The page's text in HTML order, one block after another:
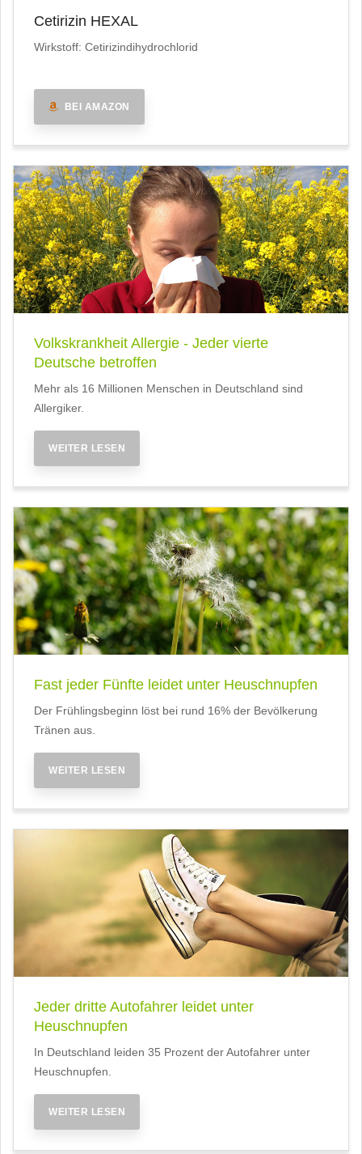
Cetirizin HEXAL
Wirkstoff: Cetirizindihydrochlorid
BEI AMAZON
Volkskrankheit Allergie - Jeder vierte
Deutsche betroffen
Mehr als 16 Millionen Menschen in Deutschland sind
Allergiker.
WEITER LESEN
Fast jeder Fünfte leidet unter Heuschnupfen
Der Frühlingsbeginn löst bei rund 16% der Bevölkerung
Tränen aus.
WEITER LESEN
Jeder dritte Autofahrer leidet unter
Heuschnupfen
In Deutschland leiden 35 Prozent der Autofahrer unter
Heuschnupfen.
WEITER LESEN